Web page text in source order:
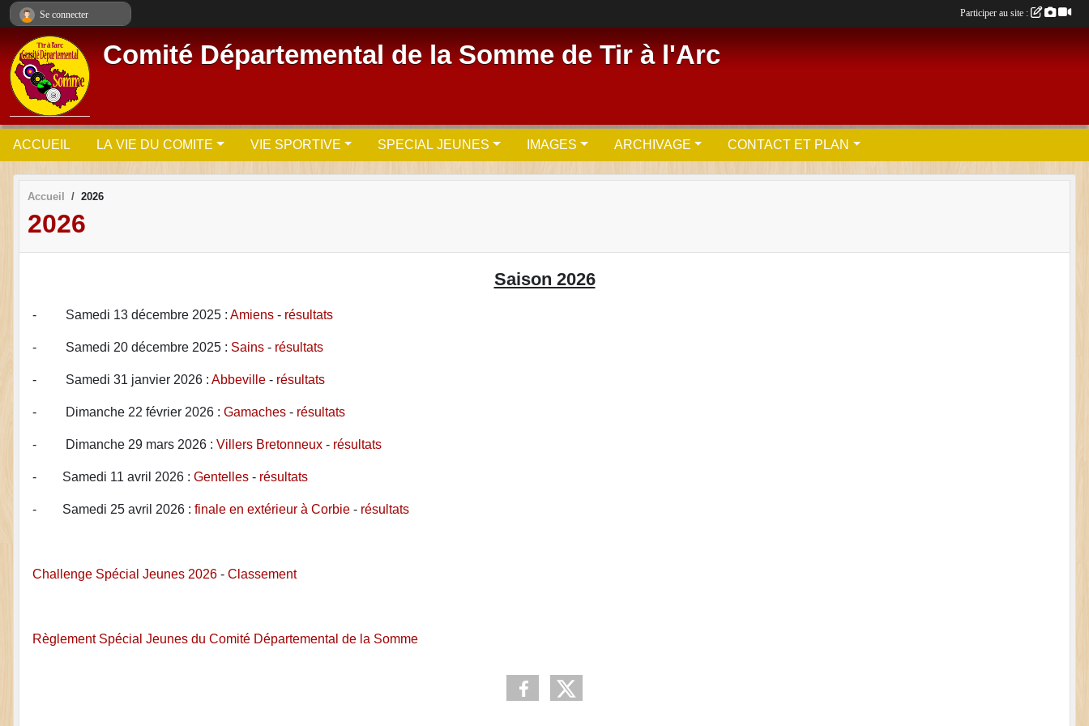
Comité Départemental de la Somme de Tir à l'Arc
ACCUEIL LA VIE DU COMITE VIE SPORTIVE SPECIAL JEUNES IMAGES ARCHIVAGE CONTACT ET PLAN
Accueil 2026
2026
Saison 2026
- Samedi 13 décembre 2025 : Amiens - résultats
- Samedi 20 décembre 2025 : Sains - résultats
- Samedi 31 janvier 2026 : Abbeville - résultats
- Dimanche 22 février 2026 : Gamaches - résultats
- Dimanche 29 mars 2026 : Villers Bretonneux - résultats
- Samedi 11 avril 2026 : Gentelles - résultats
- Samedi 25 avril 2026 : finale en extérieur à Corbie - résultats
Challenge Spécial Jeunes 2026 - Classement
Règlement Spécial Jeunes du Comité Départemental de la Somme
Se connecter Participer au site :
Panneau de gestion des cookies